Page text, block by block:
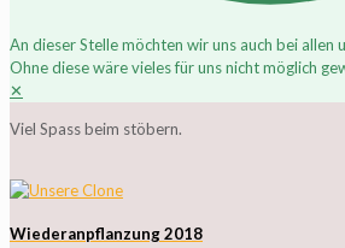
An dieser Stelle möchten wir uns auch bei allen
Ohne diese wäre vieles für uns nicht möglich
✕
Viel Spass beim stöbern.
Wiederanpflanzung 2018